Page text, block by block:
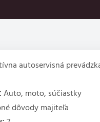
autoservisná
Auto, moto, súčiastky
dôvody majiteľa